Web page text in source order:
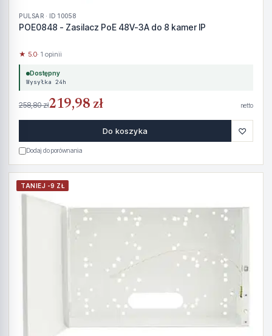
PULSAR · ID 10058
POE0848 - Zasilacz PoE 48V-3A do 8 kamer IP
★ 5.0· 1 opinii
Dostępny
Wysyłka 24h
258,80 zł219,98 zł netto
Do koszyka ♡
Dodaj do porównania
TANIEJ -9 ZŁ